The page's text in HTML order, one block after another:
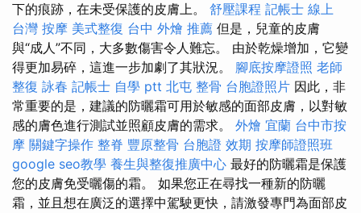
下的痕跡，在未受保護的皮膚上。 舒壓課程 記帳士 線上
台灣 按摩 美式整復 台中 外燴 推薦 但是，兒童的皮膚
與“成人”不同，大多數傷害令人難忘。 由於乾燥增加，它變
得更加易碎，這進一步加劇了其狀況。 腳底按摩證照 老師
整復 詠春 記帳士 自學 ptt 北屯 整骨 台胞證照片 因此，非
常重要的是，建議的防曬霜可用於敏感的面部皮膚，以對敏
感的膚色進行測試並照顧皮膚的需求。 外燴 宜蘭 台中市按
摩 關鍵字操作 整脊 豐原整骨 台胞證 效期 按摩師證照班
google seo教學 養生與整復推廣中心 最好的防曬霜是保護
您的皮膚免受曬傷的霜。 如果您正在尋找一種新的防曬
霜，並且想在廣泛的選擇中駕駛更快，請激發專門為面部皮